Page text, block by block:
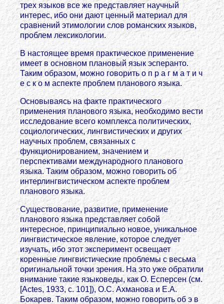
трех языков все же представляет научный
интерес, ибо они дают ценный материал для
сравнений этимологии слов романских языков,
проблем лексикологии.
В настоящее время практическое применение
имеет в основном плановый язык эсперанто.
Таким образом, можно говорить о п р а г м а т и ч
е с к о м аспекте проблем планового языка.
Основываясь на факте практического
применения планового языка, необходимо вести
исследование всего комплекса политических,
социологических, лингвистических и других
научных проблем, связанных с
функционированием, значением и
перспективами международного планового
языка. Таким образом, можно говорить об
интерлингвистическом аспекте проблем
планового языка.
Существование, развитие, применение
планового языка представляет собой
интересное, принципиально новое, уникальное
лингвистическое явление, которое следует
изучать, ибо этот эксперимент освещает
коренные лингвистические проблемы с весьма
оригинальной точки зрения. На это уже обратили
внимание такие языковеды, как О. Есперсен (см.
[Actes, 1933, с. 101]), О.С. Ахманова и Е.А.
Бокарев. Таким образом, можно говорить об э в